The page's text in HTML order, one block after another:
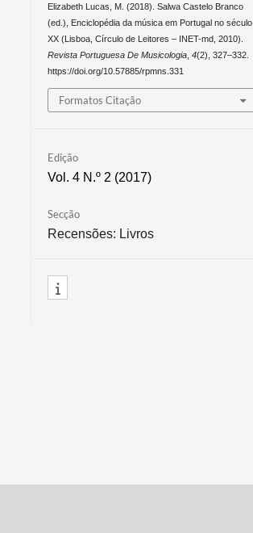
Elizabeth Lucas, M. (2018). Salwa Castelo Branco
(ed.), ​Enciclopédia da música em Portugal no século
XX ​(Lisboa, Círculo de Leitores – INET-md, 2010).
Revista Portuguesa De Musicologia ,4(2), 327–332.
https://doi.org/10.57885/rpmns.331
Formatos Citação
Edição
Vol. 4 N.º 2 (2017)
Secção
Recensões: Livros